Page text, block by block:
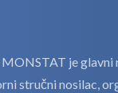
je
stručni nosilac,